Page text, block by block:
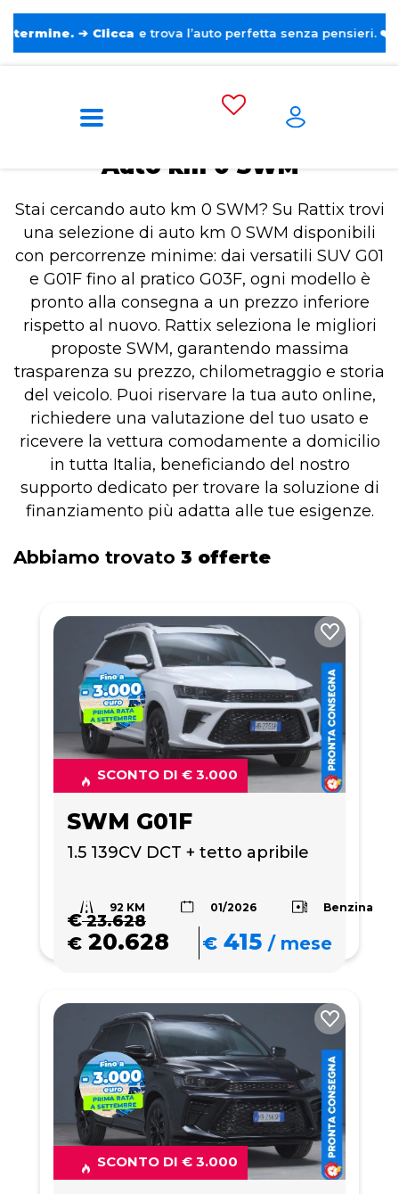
➔ Clicca e trova l’auto perfetta senza pensieri. ❤️
Auto km 0 SWM
Auto km 0 SWM
Stai cercando auto km 0 SWM? Su Rattix trovi
una selezione di auto km 0 SWM disponibili
con percorrenze minime: dai versatili SUV G01
e G01F fino al pratico G03F, ogni modello è
pronto alla consegna a un prezzo inferiore
rispetto al nuovo. Rattix seleziona le migliori
proposte SWM, garantendo massima
trasparenza su prezzo, chilometraggio e storia
del veicolo. Puoi riservare la tua auto online,
richiedere una valutazione del tuo usato e
ricevere la vettura comodamente a domicilio
in tutta Italia, beneficiando del nostro
supporto dedicato per trovare la soluzione di
finanziamento più adatta alle tue esigenze.
Abbiamo trovato 3 offerte
SCONTO DI € 3.000
SWM G01F
1.5 139CV DCT + tetto apribile
92 KM 01/2026 Benzina
€23.628
€ 20.628 € 415 /mese
SCONTO DI € 3.000